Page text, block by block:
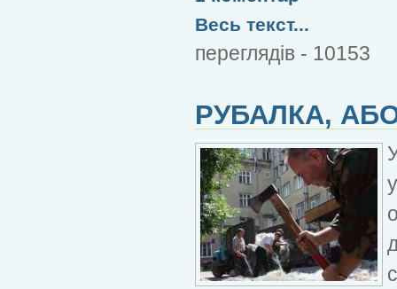
Весь текст...
переглядів - 10153
РУБАЛКА,